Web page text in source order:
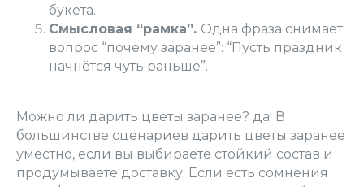
букета.
Смысловая “рамка”. Одна фраза снимает
вопрос “почему заранее”: “Пусть праздник
начнётся чуть раньше”.
Можно ли дарить цветы заранее? да! В
большинстве сценариев дарить цветы заранее
уместно, если вы выбираете стойкий состав и
продумываете доставку. Если есть сомнения